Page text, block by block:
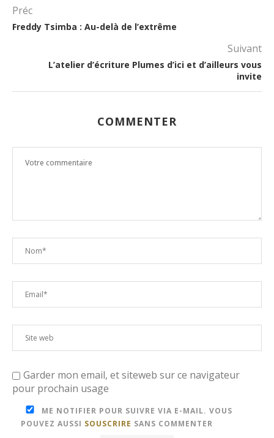
Préc
Freddy Tsimba : Au-delà de l’extrême
Suivant
L’atelier d’écriture Plumes d’ici et d’ailleurs vous
invite
COMMENTER
Garder mon email, et siteweb sur ce navigateur
pour prochain usage
ME NOTIFIER POUR SUIVRE VIA E-MAIL. VOUS
POUVEZ AUSSI SOUSCRIRE SANS COMMENTER